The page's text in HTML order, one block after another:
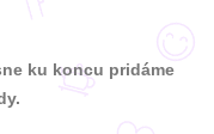
ku koncu pridáme